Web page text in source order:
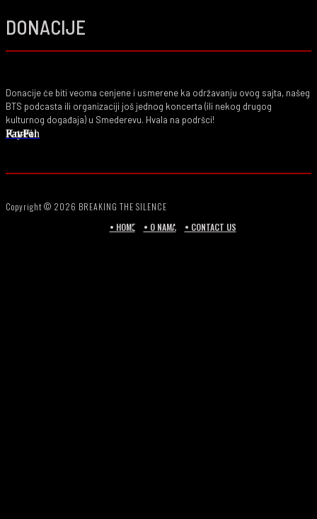
DONACIJE
Donacije će biti veoma cenjene i usmerene ka održavanju ovog sajta, našeg
BTS podcasta ili organizaciji još jednog koncerta (ili nekog drugog
kulturnog događaja) u Smederevu. Hvala na podršci!
PayPal
Ko-Fi
Patreon
Copyright © 2026 BREAKING THE SILENCE
• HOME
• O NAMA • CONTACT US